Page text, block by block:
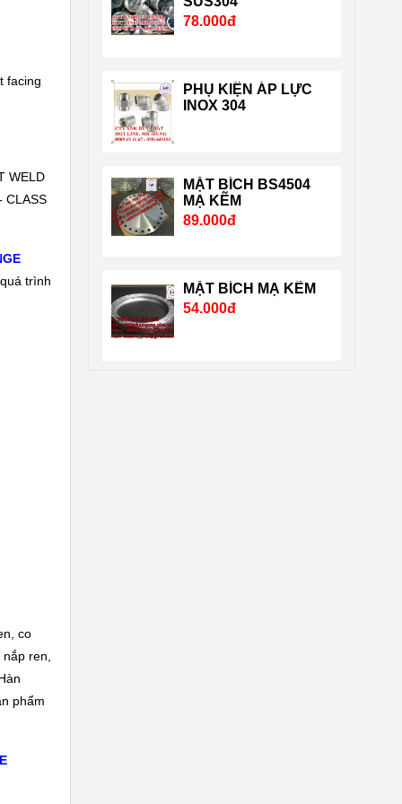
facing
WELD
CLASS
trình
co
ren,
phẩm
nghiêm ngặt của chuẩn
0909651167 Email:
Vattuhuyphat@gmail.com.
78.000đ
PHỤ KIỆN ÁP LỰC
INOX 304
MẶT BÍCH BS4504
MẠ KẼM
89.000đ
MẶT BÍCH MẠ KẼM
54.000đ